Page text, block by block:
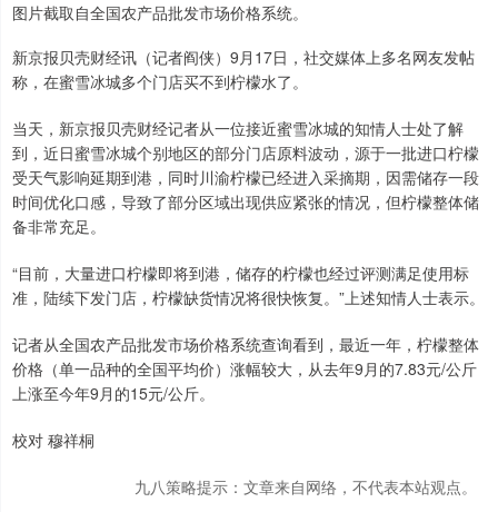
图片截取自全国农产品批发市场价格系统。
新京报贝壳财经讯（记者阎侠）9月17日，社交媒体上多名网友发帖
称，在蜜雪冰城多个门店买不到柠檬水了。
当天，新京报贝壳财经记者从一位接近蜜雪冰城的知情人士处了解
到，近日蜜雪冰城个别地区的部分门店原料波动，源于一批进口柠檬
受天气影响延期到港，同时川渝柠檬已经进入采摘期，因需储存一段
时间优化口感，导致了部分区域出现供应紧张的情况，但柠檬整体储
备非常充足。
“目前，大量进口柠檬即将到港，储存的柠檬也经过评测满足使用标
准，陆续下发门店，柠檬缺货情况将很快恢复。”上述知情人士表示。
记者从全国农产品批发市场价格系统查询看到，最近一年，柠檬整体
价格（单一品种的全国平均价）涨幅较大，从去年9月的7.83元/公斤
上涨至今年9月的15元/公斤。
校对 穆祥桐
九八策略提示：文章来自网络，不代表本站观点。